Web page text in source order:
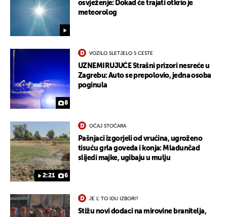
osvježenje: Dokad će trajati otkrio je
meteorolog
8
VOZILO SLETJELO S CESTE
UZNEMIRUJUĆE Strašni prizori nesreće u
Zagrebu: Auto se prepolovio, jedna osoba
poginula
2:21 6
OČAJ STOČARA
Pašnjaci izgorjeli od vrućina, ugroženo
tisuću grla goveda i konja: Mladunčad
slijedi majke, ugibaju u mulju
JE L' TO IDU IZBORI?
Stižu novi dodaci na mirovine branitelja,
UKLJUČITE NOTIFIKACIJE